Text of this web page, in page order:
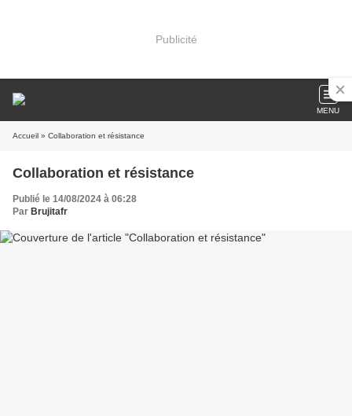
Publicité
MENU
Accueil » Collaboration et résistance
Collaboration et résistance
Publié le 14/08/2024 à 06:28
Par Brujitafr